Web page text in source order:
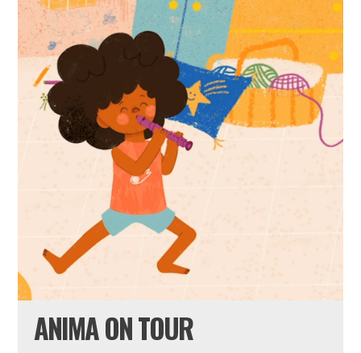
ANIMA ON TOUR